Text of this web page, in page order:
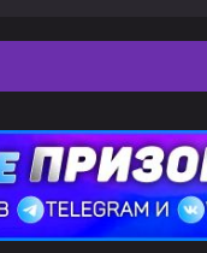
(2017–2023)